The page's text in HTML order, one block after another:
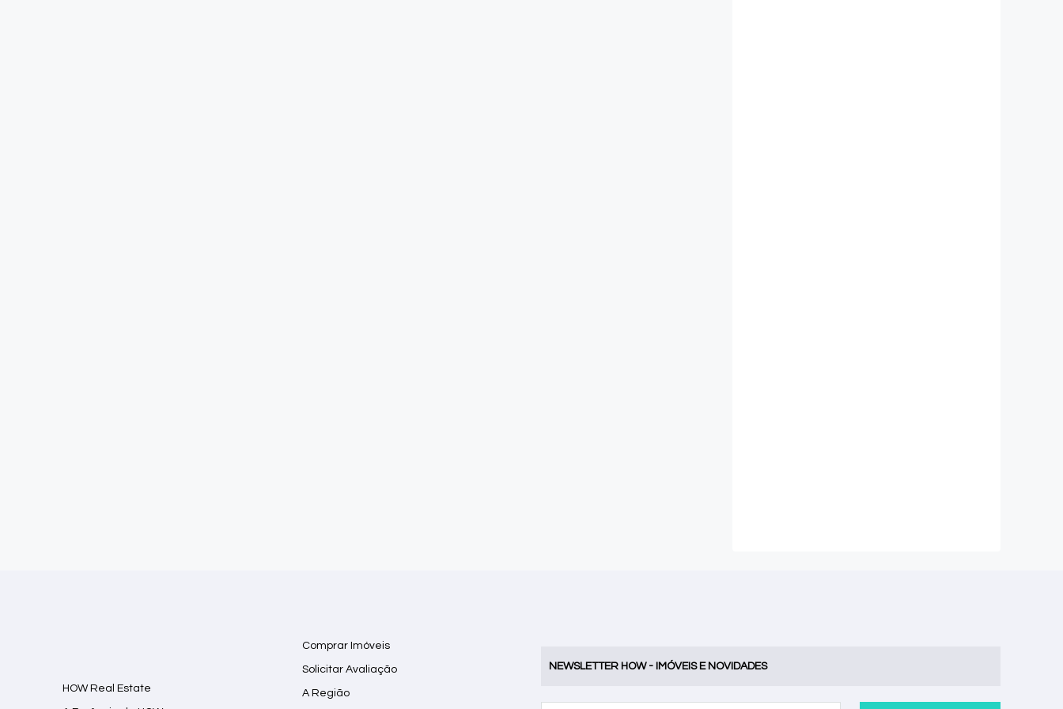
HOW Real Estate
Comprar Imóveis
Solicitar Avaliação
A Região
NEWSLETTER HOW - IMÓVEIS E NOVIDADES